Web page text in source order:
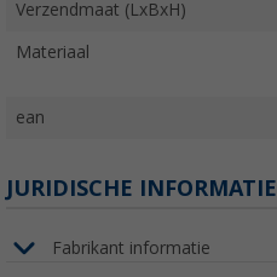
Verzendmaat (LxBxH)
Materiaal
ean
JURIDISCHE INFORMATIE
Fabrikant informatie